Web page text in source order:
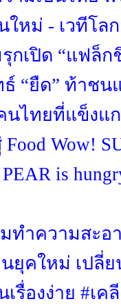
หม่ - เวทีโลก
รุกเปิด “แฟ
ธ์ “ยืด” ท้าช
ไทยที่แข็งแ
Food Wow!
PEAR is
ทำความสะอ
ยุคใหม่ เปลี่
เรื่องง่าย #เ